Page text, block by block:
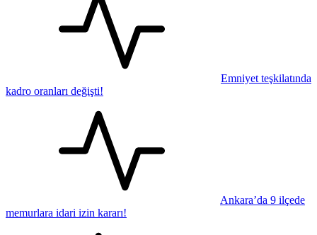
Emniyet teşkilatında
kadro oranları değişti!
Ankara’da 9 ilçede
memurlara idari izin kararı!